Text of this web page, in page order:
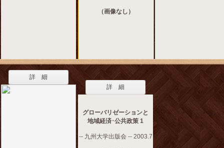
（画像なし）
詳 細
詳 細
グローバリゼーションと
地域経済･公共政策 1
-- 九州大学出版会 -- 2003.7